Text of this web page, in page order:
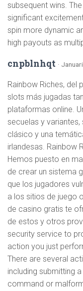
subsequent wins.
significant
spin more dynamic
high payouts as
cnpblnhqt ·
Rainbow Riches, del
slots más jugadas
plataformas online.
secuelas y
clásico y una
irlandesas. Rainbow
Hemos puesto en
de crear un sistema
que los jugadores
a los sitios de juego
de casino gratis te
de estos y otros
security service to
action you just
There are several
including submitting
command or